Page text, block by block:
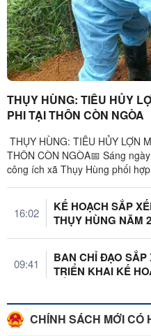
THỤY HÙNG: TIÊU HỦY
PHI TẠI THÔN CÒN NGÒA
THỤY HÙNG: TIÊU HỦY LỢN
THÔN CÒN NGÒA📅 Sáng
công ích xã Thụy Hùng phối
16:02
KẾ HOẠCH SẮP
THỤY HÙNG NĂM
09:41
BAN CHỈ ĐẠO SẮP
TRIỂN KHAI KẾ
CHÍNH SÁCH MỚI CÓ